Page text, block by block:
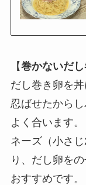
【巻かないだ
だし巻き卵を
忍ばせたから
よく合います
ネーズ（小さ
り、だし卵を
おすすめです。